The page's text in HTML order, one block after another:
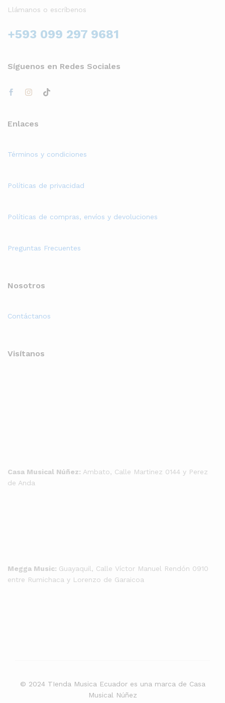
Llámanos o escríbenos
+593 099 297 9681
Síguenos en Redes Sociales
Enlaces
Términos y condiciones
Políticas de privacidad
Políticas de compras, envíos y devoluciones
Preguntas Frecuentes
Nosotros
Contáctanos
Visítanos
Casa Musical Núñez: Ambato, Calle Martinez 0144 y Perez
de Anda
Megga Music: Guayaquil, Calle Víctor Manuel Rendón 0910
entre Rumichaca y Lorenzo de Garaicoa
© 2024 TIenda Musica Ecuador es una marca de Casa
Musical Núñez